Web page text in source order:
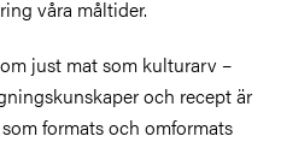
våra måltider.
just mat som kulturarv –
och recept är
formats och omformats